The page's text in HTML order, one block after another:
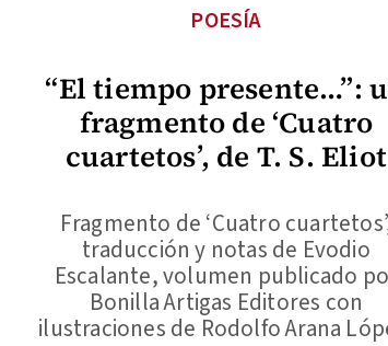
“El tiempo presente…”:
fragmento de ‘Cuatro
cuartetos’, de T. S. Eliot
POESÍA
Fragmento de ‘Cuatro
traducción y notas de Evodio
Escalante, volumen publicado
Bonilla Artigas Editores con
ilustraciones de Rodolfo Arana